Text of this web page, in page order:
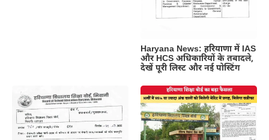
Haryana News: हरियाणा में IAS
और HCS अधिकारियों के तबादले,
देखें पूरी लिस्ट और नई पोस्टिंग